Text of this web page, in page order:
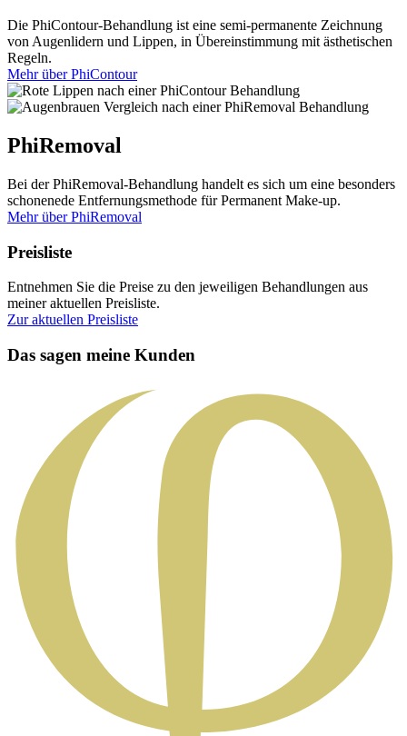
Die PhiContour-Behandlung ist eine semi-permanente Zeichnung
von Augenlidern und Lippen, in Übereinstimmung mit ästhetischen
Regeln.
Mehr über PhiContour
PhiRemoval
Bei der PhiRemoval-Behandlung handelt es sich um eine besonders
schonenede Entfernungsmethode für Permanent Make-up.
Mehr über PhiRemoval
Preisliste
Entnehmen Sie die Preise zu den jeweiligen Behandlungen aus
meiner aktuellen Preisliste.
Zur aktuellen Preisliste
Das sagen meine Kunden